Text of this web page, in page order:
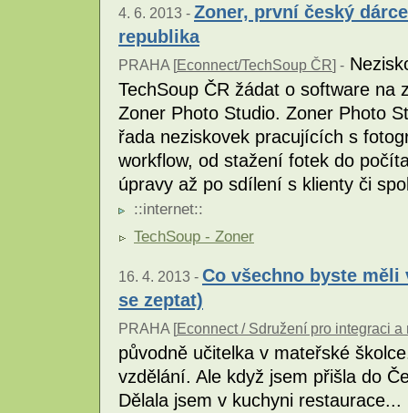
4. 6. 2013 - Zoner, první český
republika
PRAHA [Econnect/TechSoup ČR] -
TechSoup ČR žádat o software na
Zoner Photo Studio. Zoner Photo
řada neziskovek pracujících s
workflow, od stažení fotek do
úpravy až po sdílení s klienty či
::internet::
TechSoup - Zoner
16. 4. 2013 - Co všechno byste měli
se zeptat)
PRAHA [Econnect / Sdružení pro integraci
původně učitelka v mateřské
vzdělání. Ale když jsem přišla do
Dělala jsem v kuchyni